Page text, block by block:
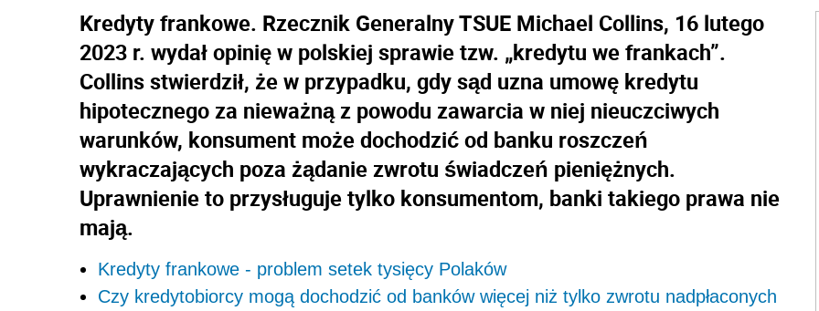
Kredyty frankowe. Rzecznik Generalny TSUE Michael Collins, 16 lutego
2023 r. wydał opinię w polskiej sprawie tzw. „kredytu we frankach”.
Collins stwierdził, że w przypadku, gdy sąd uzna umowę kredytu
hipotecznego za nieważną z powodu zawarcia w niej nieuczciwych
warunków, konsument może dochodzić od banku roszczeń
wykraczających poza żądanie zwrotu świadczeń pieniężnych.
Uprawnienie to przysługuje tylko konsumentom, banki takiego prawa nie
mają.
Kredyty frankowe - problem setek tysięcy Polaków
Czy kredytobiorcy mogą dochodzić od banków więcej niż tylko zwrotu nadpłaconych